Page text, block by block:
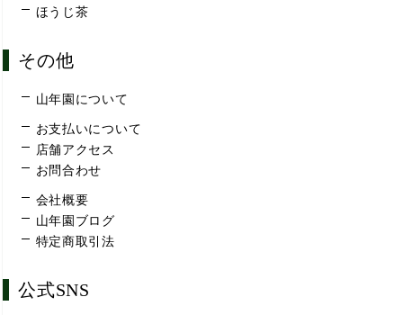
ほうじ茶
その他
山年園について
お支払いについて
店舗アクセス
お問合わせ
会社概要
山年園ブログ
特定商取引法
公式SNS